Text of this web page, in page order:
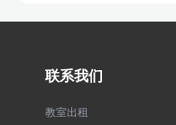
联系我们
教室出租